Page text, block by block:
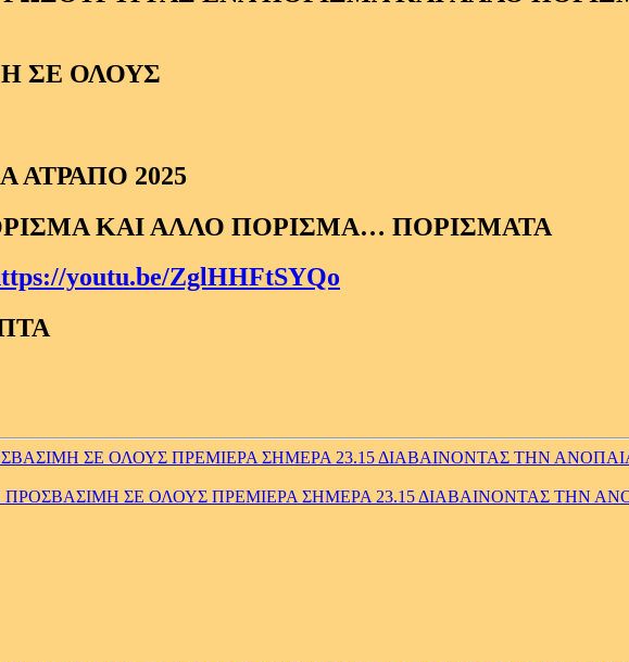
ΣΕ ΟΛΟΥΣ
ΑΤΡΑΠΟ 2025
ΚΑΙ ΑΛΛΟ ΠΟΡΙΣΜΑ… ΠΟΡΙΣΜΑΤΑ
youtu.be/ZglHHFtSYQo
ΣΕ ΟΛΟΥΣ ΠΡΕΜΙΕΡΑ ΣΗΜΕΡΑ 23.15 ΔΙΑΒΑΙΝΟΝΤΑΣ ΤΗΝ
ΣΕ ΟΛΟΥΣ ΠΡΕΜΙΕΡΑ ΣΗΜΕΡΑ 23.15 ΔΙΑΒΑΙΝΟΝΤΑΣ ΤΗΝ